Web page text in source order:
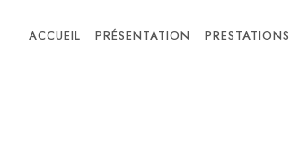
ACCUEIL PRÉSENTATION PRESTATIONS